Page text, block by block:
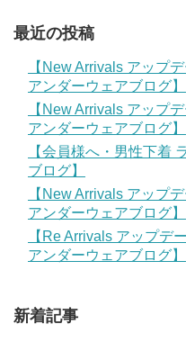
最近の投稿
【New Arrivals アップ
アンダーウェアブログ】
【New Arrivals アップ
アンダーウェアブログ】
【会員様へ・男性下着
ブログ】
【New Arrivals アップ
アンダーウェアブログ】
【Re Arrivals アップデ
アンダーウェアブログ】
新着記事